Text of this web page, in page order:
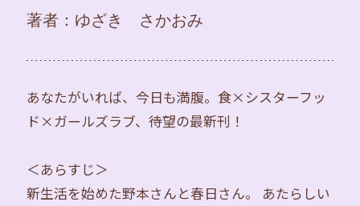
著者：ゆざき さかおみ
あなたがいれば、今日も満腹。食×シスターフッ
ド×ガールズラブ、待望の最新刊！
＜あらすじ＞
新生活を始めた野本さんと春日さん。 あたらしい